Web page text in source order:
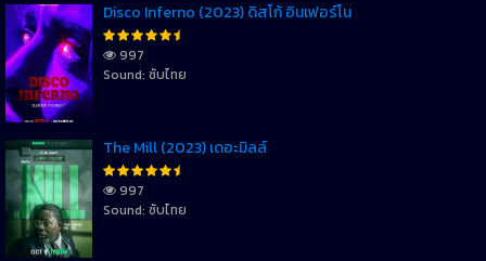
Disco Inferno (2023) ดิสโก้ อินเฟอร์โน
997
Sound: ซับไทย
The Mill (2023) เดอะมิลล์
997
Sound: ซับไทย